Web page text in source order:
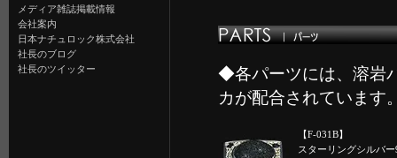
メディア雑誌掲載情報
会社案内
日本ナチュロック株式会社
社長のブログ
社長のツイッター
◆各パーツには、溶岩
カが配合されています
【F-031B】
スターリングシルバー